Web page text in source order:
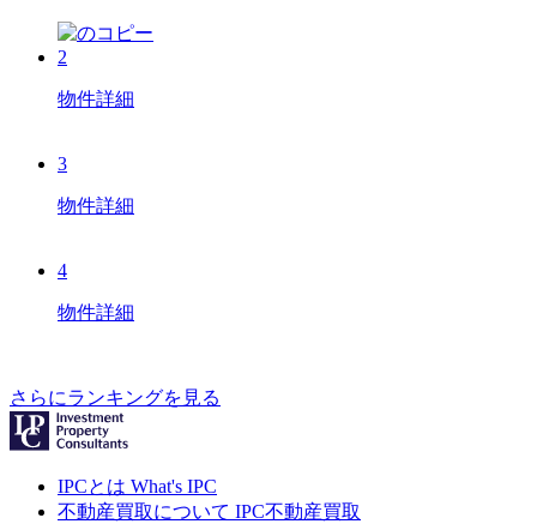
2
物件詳細
3
物件詳細
4
物件詳細
さらにランキングを見る
IPCとは What's IPC
不動産買取について IPC不動産買取